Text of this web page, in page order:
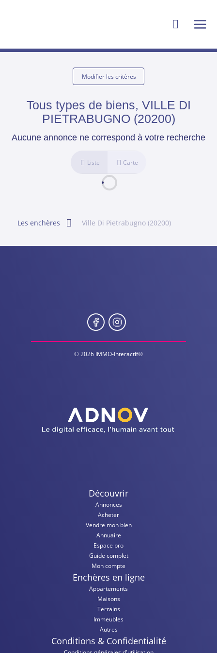
Modifier les critères
Tous types de biens, VILLE DI
PIETRABUGNO (20200)
Aucune annonce ne correspond à votre recherche
Liste Carte
Les enchères Ville Di Pietrabugno (20200)
© 2026 IMMO-Interactif®
Découvrir
Annonces
Acheter
Vendre mon bien
Annuaire
Espace pro
Guide complet
Mon compte
Enchères en ligne
Appartements
Maisons
Terrains
Immeubles
Autres
Conditions & Confidentialité